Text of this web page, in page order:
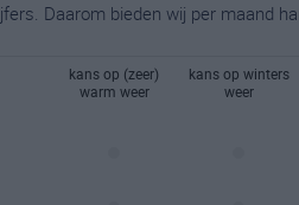
Daarom bieden wij per maand
kans op (zeer)
warm weer
kans op winters
weer